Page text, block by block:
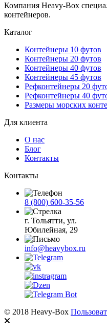
Компания Heavy-Box
контейнеров.
Каталог
Контейнеры 10 футов
Контейнеры 20 футов
Контейнеры 40 футов
Контейнеры 45 футов
Рефконтейнеры 20
Рефконтейнеры 40
Размеры морских
Для клиента
О нас
Блог
Контакты
Контакты
8 (800) 600-35-56
г. Тольятти, ул.
Юбилейная, 29
info@heavybox.ru
© 2018 Heavy-Box